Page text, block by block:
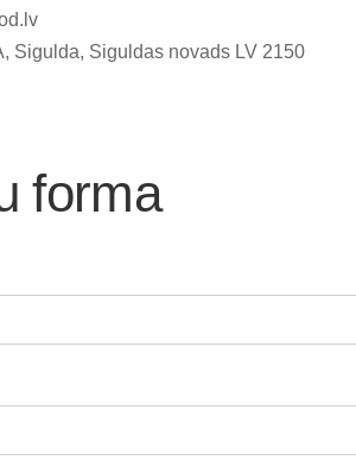
Sigulda, Siguldas novads LV 2150
forma